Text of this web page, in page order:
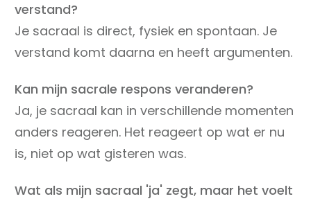
verstand?
Je sacraal is direct, fysiek en spontaan. Je
verstand komt daarna en heeft argumenten.
Kan mijn sacrale respons veranderen?
Ja, je sacraal kan in verschillende momenten
anders reageren. Het reageert op wat er nu
is, niet op wat gisteren was.
Wat als mijn sacraal 'ja' zegt, maar het voelt